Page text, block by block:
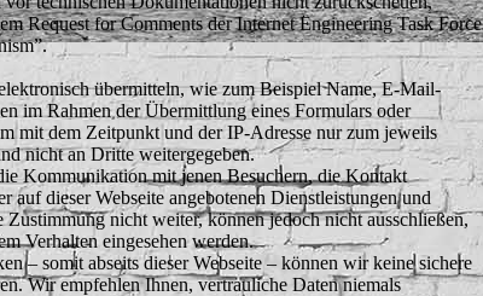
Request for Comments der Internet Engineering Task Force
übermitteln, wie zum Beispiel Name, E-Mail-
im Rahmen der Übermittlung eines Formulars oder
mit dem Zeitpunkt und der IP-Adresse nur zum jeweils
nicht an Dritte weitergegeben.
Kommunikation mit jenen Besuchern, die Kontakt
dieser Webseite angebotenen Dienstleistungen und
nicht weiter, können jedoch nicht ausschließen,
Verhalten eingesehen werden.
– somit abseits dieser Webseite – können wir keine sichere
Wir empfehlen Ihnen, vertrauliche Daten niemals